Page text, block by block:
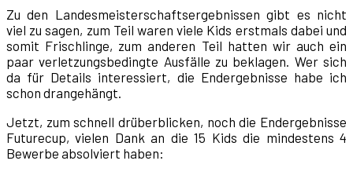
Zu den Landesmeisterschaftsergebnissen gibt es nicht
viel zu sagen, zum Teil waren viele Kids erstmals dabei und
somit Frischlinge, zum anderen Teil hatten wir auch ein
paar verletzungsbedingte Ausfälle zu beklagen. Wer sich
da für Details interessiert, die Endergebnisse habe ich
schon drangehängt.
Jetzt, zum schnell drüberblicken, noch die Endergebnisse
Futurecup, vielen Dank an die 15 Kids die mindestens 4
Bewerbe absolviert haben: